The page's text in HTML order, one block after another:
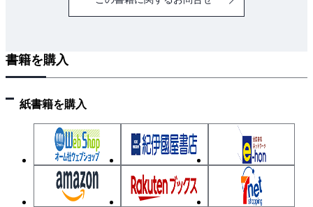
書籍を購入
紙書籍を購入